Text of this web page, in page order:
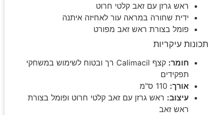
ראש גרזן עם זאב קלטי חרוט
ידית שחורה במראה עור לאחיזה איתנה
פומל בצורת ראש זאב מפורט
תכונות עיקריות
חומר:
קצף Calimacil רך ובטוח לשימוש במשחקי
תפקידים
אורך:
עיצוב: ראש גרזן עם זאב קלטי חרוט ופומל בצורת
ראש זאב